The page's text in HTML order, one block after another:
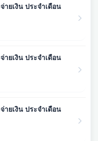
ายเงิน ประจำเดือน
ายเงิน ประจำเดือน
ายเงิน ประจำเดือน